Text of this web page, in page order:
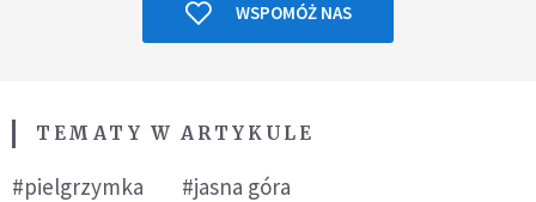
WSPOMÓŻ NAS
TEMATY W ARTYKULE
#pielgrzymka #jasna góra